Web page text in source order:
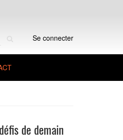
Se connecter
de demain